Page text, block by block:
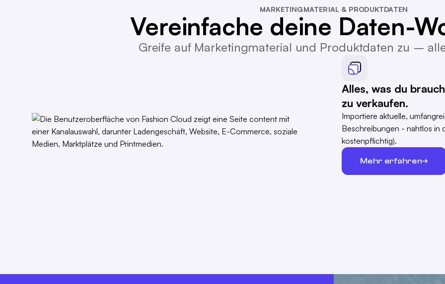
MARKETINGMATERIAL & PRODUKTDATEN
Vereinfache deine Daten-
Greife auf Marketingmaterial und Produktdaten zu –
Alles, was du
zu verkaufen.
Importiere aktuelle,
Beschreibungen - nahtlos in
kostenpflichtig).
Mehr erfahren